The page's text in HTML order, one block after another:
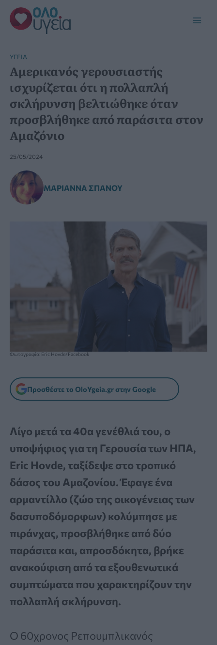
Μετάβαση
στο
περιεχόμενο
YΓΕΊΑ
Αμερικανός γερουσιαστής
ισχυρίζεται ότι η πολλαπλή
σκλήρυνση βελτιώθηκε όταν
προσβλήθηκε από παράσιτα στον
Αμαζόνιο
25/05/2024
ΜΑΡΙΆΝΝΑ ΣΠΑΝΟΎ
Φωτογραφία: Eric Hovde/Facebook
Προσθέστε το OloYgeia.gr στην Google
Λίγο μετά τα 40α γενέθλιά του, ο
υποψήφιος για τη Γερουσία των ΗΠΑ,
Eric Hovde, ταξίδεψε στο τροπικό
δάσος του Αμαζονίου. Έφαγε ένα
αρμαντίλλο (ζώο της οικογένειας των
δασυποδόμορφων) κολύμπησε με
πιράνχας, προσβλήθηκε από δύο
παράσιτα και, απροσδόκητα, βρήκε
ανακούφιση από τα εξουθενωτικά
συμπτώματα που χαρακτηρίζουν την
πολλαπλή σκλήρυνση.
Ο 60χρονος Ρεπουμπλικανός